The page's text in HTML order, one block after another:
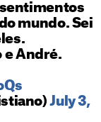
mundo. Sei
e André.
July 3,